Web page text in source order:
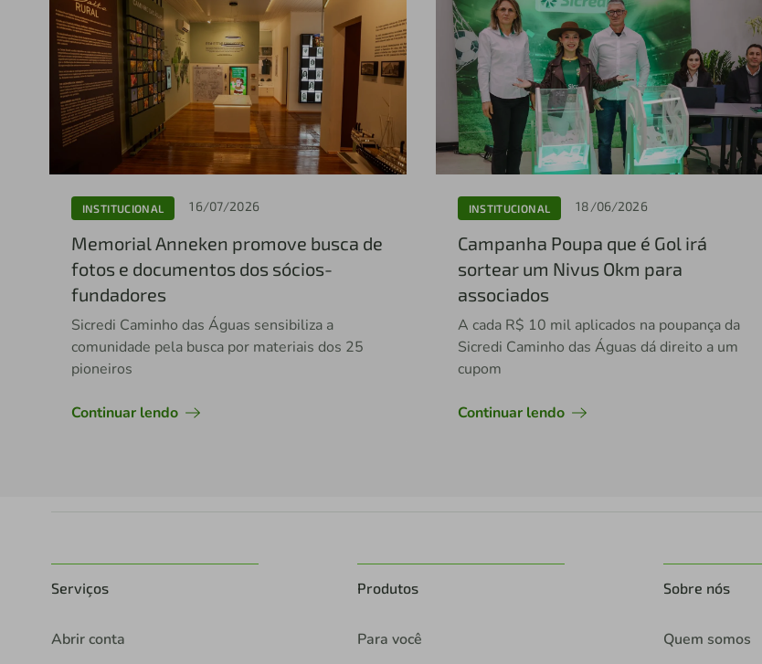
INSTITUCIONAL 16/07/2026
Memorial Anneken promove busca de
fotos e documentos dos sócios-
fundadores
Sicredi Caminho das Águas sensibiliza a
comunidade pela busca por materiais dos 25
pioneiros
Continuar lendo
INSTITUCIONAL 18/06/2026
Campanha Poupa que é Gol irá
sortear um Nivus Okm para
associados
A cada R$ 10 mil aplicados na poupança da
Sicredi Caminho das Águas dá direito a um
cupom
Continuar lendo
Serviços
Abrir conta
Produtos
Para você
Sobre nós
Quem somos